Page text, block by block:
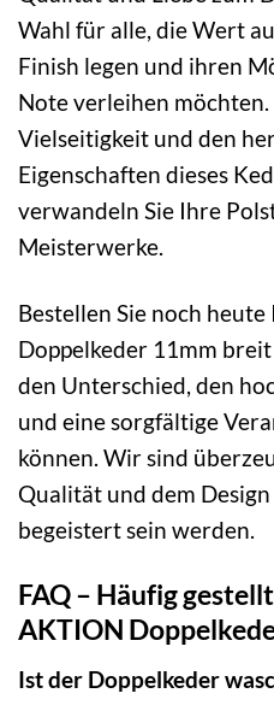
Wahl für alle, die Wert
Finish legen und ihren
Note verleihen möchten.
Vielseitigkeit und den
Eigenschaften dieses
verwandeln Sie Ihre
Meisterwerke.
Bestellen Sie noch
Doppelkeder 11mm
den Unterschied, den
und eine sorgfältige
können. Wir sind
Qualität und dem
begeistert sein werden.
FAQ – Häufig
AKTION
Ist der Doppelkeder